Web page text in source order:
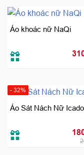
Áo khoác nữ NaQi
- 32%
Áo Sát Nách Nữ Icado
Giá
gốc